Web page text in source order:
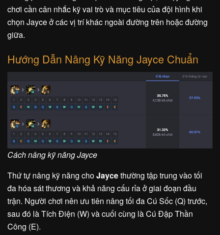
chơi cần cân nhắc kỹ vai trò và mục tiêu của đội hình khi
chọn Jayce ở các vị trí khác ngoài đường trên hoặc đường
giữa.
Hướng Dẫn Nâng Kỹ Năng Jayce Chuẩn
Cách nâng kỹ năng Jayce
Thứ tự nâng kỹ năng choJaycethường tập trung vào tối
đa hóa sát thương và khả năng cấu rỉa ở giai đoạn đầu
trận. Người chơi nên ưu tiên nâng tối đa Cú Sốc (Q) trước,
sau đó là Tích Điện (W) và cuối cùng là Cú Đập Thần
Công (E).